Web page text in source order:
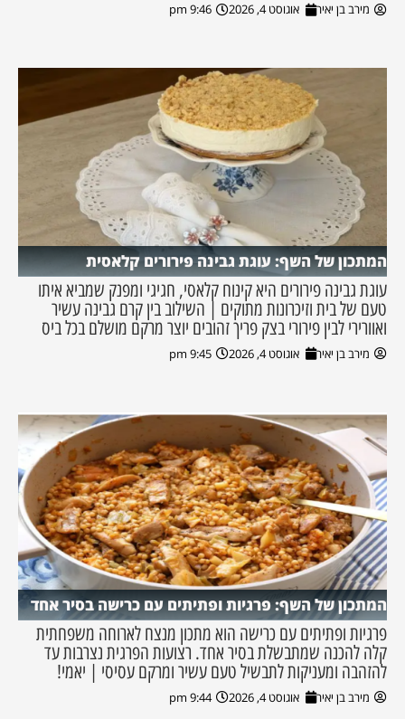
מירב בן יאיר אוגוסט 4, 2026 9:46 pm
המתכון של השף: עוגת גבינה פירורים קלאסית
עוגת גבינה פירורים היא קינוח קלאסי, חגיגי ומפנק שמביא איתו
טעם של בית וזיכרונות מתוקים | השילוב בין קרם גבינה עשיר
ואוורירי לבין פירורי בצק פריך זהובים יוצר מרקם מושלם בכל ביס
מירב בן יאיר אוגוסט 4, 2026 9:45 pm
המתכון של השף: פרגיות ופתיתים עם כרישה בסיר אחד
פרגיות ופתיתים עם כרישה הוא מתכון מנצח לארוחה משפחתית
קלה להכנה שמתבשלת בסיר אחד. רצועות הפרגית נצרבות עד
להזהבה ומעניקות לתבשיל טעם עשיר ומרקם עסיסי | יאמי!
מירב בן יאיר אוגוסט 4, 2026 9:44 pm